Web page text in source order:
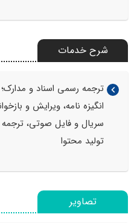
شرح خدمات
ترجمه رسمی اسناد و مدارک؛
انگیزه نامه، ویرایش و
سریال و فایل صوتی،
تولید محتوا
تصاویر